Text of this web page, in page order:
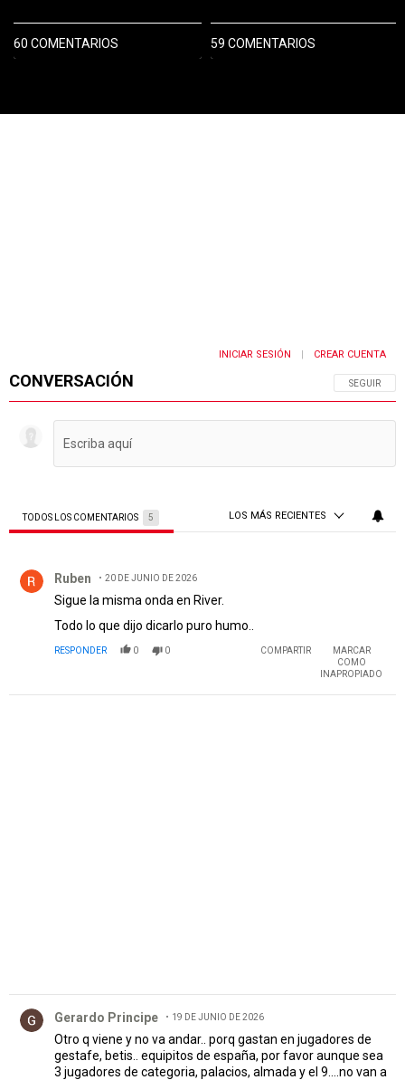
60 COMENTARIOS 59 COMENTARIOS
CONVERSACIÓN SIGA ESTA
SEGUIR
INICIAR SESIÓN CREAR CUENTA
TODOS LOS COMENTARIOS 5 LOS MÁS RECIENTES
Ruben 20 DE JUNIO DE 2026
Sigue la misma onda en River.
Todo lo que dijo dicarlo puro humo..
RESPONDER 0 0 COMPARTIR
MARCAR
COMO
INAPROPIADO
Gerardo Principe 19 DE JUNIO DE 2026
Otro q viene y no va andar.. porq gastan en jugadores de
gestafe, betis.. equipitos de españa, por favor aunque sea
3 jugadores de categoria, palacios, almada y el 9....no van a